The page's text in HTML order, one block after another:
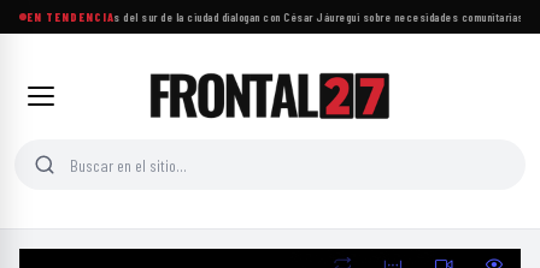
EN TENDENCIA
Más de mil personas del sur de la ciudad dialogan con César Jáuregui sobre necesidades comunitarias·